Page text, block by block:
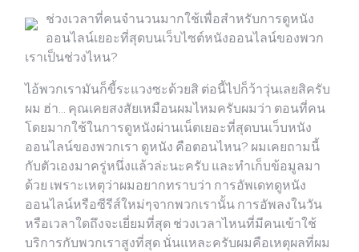
ช่วงเวลาที่คนจำนวนมากใช้เพื่อสำหรับการดูหนัง
ออนไลน์เยอะที่สุดบนเว็บไซต์หนังออนไลน์ของพวก
เราเป็นช่วงไหน?
ไอ้พวกเรามันก็ขี้ระแวงซะด้วยสิ ต่อนี้ไปก็ว้าวุ่นเลยสิครับ
ผม ฮ่า… คุณเคยสงสัยเหมือนผมไหมครับผมว่า ตอนที่คน
โดยมากใช้ในการดูหนังผ่านเน็ตเยอะที่สุดบนเว็บหนัง
ออนไลน์ของพวกเรา ดูหนัง คือตอนไหน? ผมเคยถามนี้
กับตัวเองมาครู่หนึ่งแล้วล่ะนะครับ และทำเก็บข้อมูลมา
ด้วย เพราะเหตุว่าผมอยากทราบว่า การอัพเดทดูหนัง
ออนไลน์หรือซีรีส์ใหม่ๆจากพวกเรานั้น การอัพลงในวัน
หรือเวลาใดถึงจะเยี่ยมที่สุด ช่วงเวลาไหนที่มีคนเข้าใช้
บริการกับพวกเราสูงที่สุด นั่นแหละครับผมคือเหตุผลที่ผม